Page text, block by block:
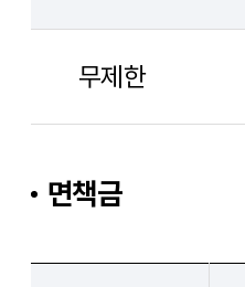
무제한
면책금